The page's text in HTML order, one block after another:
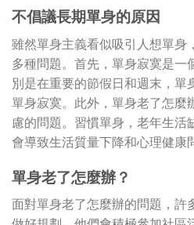
不倡議長期單身的原因
雖然單身主義看似吸引人想單身
多種問題。首先，單身寂寞是一
別是在重要的節假日和週末，單
單身寂寞。此外，單身老了怎麼
慮的問題。習慣單身，老年生活
會導致生活質量下降和心理健康
單身老了怎麼辦？
面對單身老了怎麼辦的問題，許